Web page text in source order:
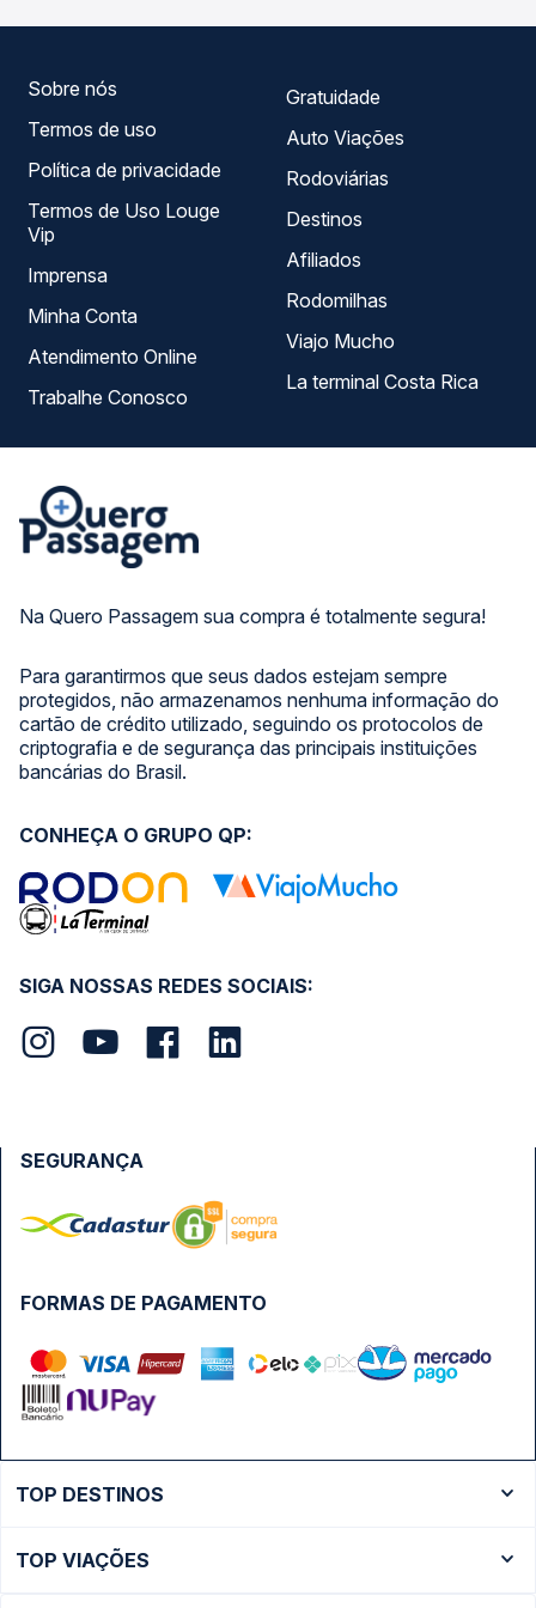
Na Quero Passagem sua compra é totalmente segura!
Para garantirmos que seus dados estejam sempre
protegidos, não armazenamos nenhuma informação do
cartão de crédito utilizado, seguindo os protocolos de
criptografia e de segurança das principais instituições
bancárias do Brasil.
Sobre nós
Termos de uso
Política de privacidade
Termos de Uso Louge
Vip
Imprensa
Minha Conta
Atendimento Online
Trabalhe Conosco
Gratuidade
Auto Viações
Rodoviárias
Destinos
Afiliados
Rodomilhas
Viajo Mucho
La terminal Costa Rica
SIGA NOSSAS REDES SOCIAIS:
CONHEÇA O GRUPO QP:
FORMAS DE PAGAMENTO
SEGURANÇA
TOP DESTINOS
Ônibus São Paulo
TOP VIAÇÕES